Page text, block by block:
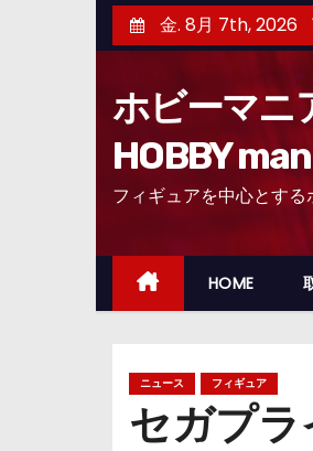
ン
ッ
金. 8月 7th, 2026
ホビーマニ
HOBBY
フィギュアを中心とする
HOME
ニュース フィギュア
セガプ